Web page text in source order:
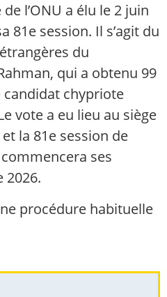
l’ONU a élu le 2 juin
81e session. Il s’agit du
du
qui a obtenu 99
chypriote
vote a eu lieu au siège
la 81e session de
ses
2026.
procédure habituelle